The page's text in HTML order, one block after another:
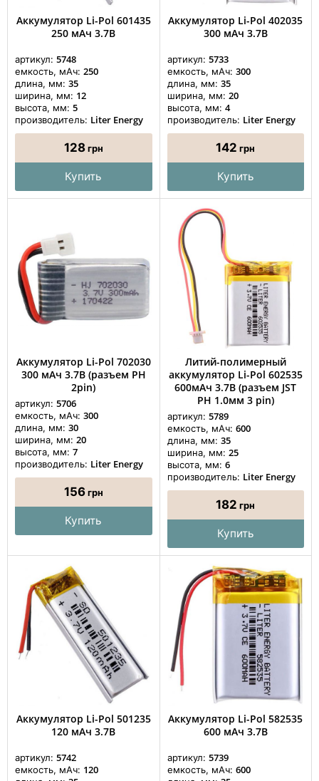
Аккумулятор Li-Pol 601435
250 мАч 3.7В
артикул: 5748
емкость, мАч: 250
длина, мм: 35
ширина, мм: 12
высота, мм: 5
производитель: Liter Energy
128грн
Купить
Аккумулятор Li-Pol 402035
300 мАч 3.7В
артикул: 5733
емкость, мАч: 300
длина, мм: 35
ширина, мм: 20
высота, мм: 4
производитель: Liter Energy
142 грн
Купить
Аккумулятор Li-Pol 702030
300 мАч 3.7В (разъем PH
2pin)
артикул: 5706
емкость, мАч: 300
длина, мм: 30
ширина, мм: 20
высота, мм: 7
производитель: Liter Energy
156грн
Купить
Литий-полимерный
аккумулятор Li-Pol 602535
600мАч 3.7В (разъем JST
PH 1.0мм 3 pin)
артикул: 5789
емкость, мАч: 600
длина, мм: 35
ширина, мм: 25
высота, мм: 6
производитель: Liter Energy
182 грн
Купить
Аккумулятор Li-Pol 501235
120 мАч 3.7В
артикул: 5742
емкость, мАч: 120
Аккумулятор Li-Pol 582535
600 мАч 3.7В
артикул: 5739
емкость, мАч: 600